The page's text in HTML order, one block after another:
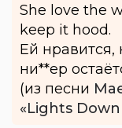
She love the
keep it hood.
Ей нравится,
ни**ер
(из песни
«Lights